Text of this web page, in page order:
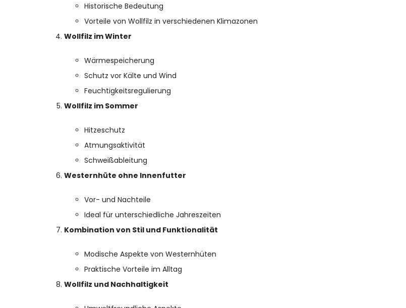
Historische Bedeutung
Vorteile von Wollfilz in verschiedenen Klimazonen
Wollfilz im Winter
Wärmespeicherung
Schutz vor Kälte und Wind
Feuchtigkeitsregulierung
Wollfilz im Sommer
Hitzeschutz
Atmungsaktivität
Schweißableitung
Westernhüte ohne Innenfutter
Vor- und Nachteile
Ideal für unterschiedliche Jahreszeiten
Kombination von Stil und Funktionalität
Modische Aspekte von Westernhüten
Praktische Vorteile im Alltag
Wollfilz und Nachhaltigkeit